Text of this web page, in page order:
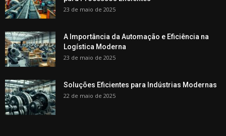
23 de maio de 2025
A Importância da Automação e Eficiência na
Logística Moderna
23 de maio de 2025
Soluções Eficientes para Indústrias Modernas
22 de maio de 2025